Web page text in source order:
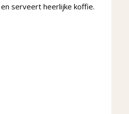
serveert heerlijke koffie.